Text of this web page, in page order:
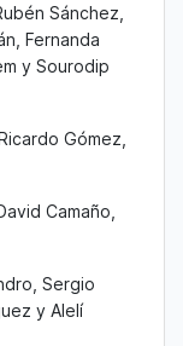
Sánchez,
Fernanda
y Sourodip
Gómez,
Camaño,
Sergio
y Alelí